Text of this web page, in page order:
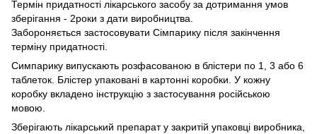
Термін придатності лікарського засобу за дотримання умов
зберігання - 2роки з дати виробництва.
Забороняється застосовувати Сімпарику після закінчення
терміну придатності.
Симпарику випускають розфасованою в блістери по 1, 3 або 6
таблеток. Блістер упаковані в картонні коробки. У кожну
коробку вкладено інструкцію з застосування російською
мовою.
Зберігають лікарський препарат у закритій упаковці виробника,